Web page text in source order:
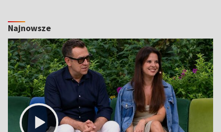
Najnowsze